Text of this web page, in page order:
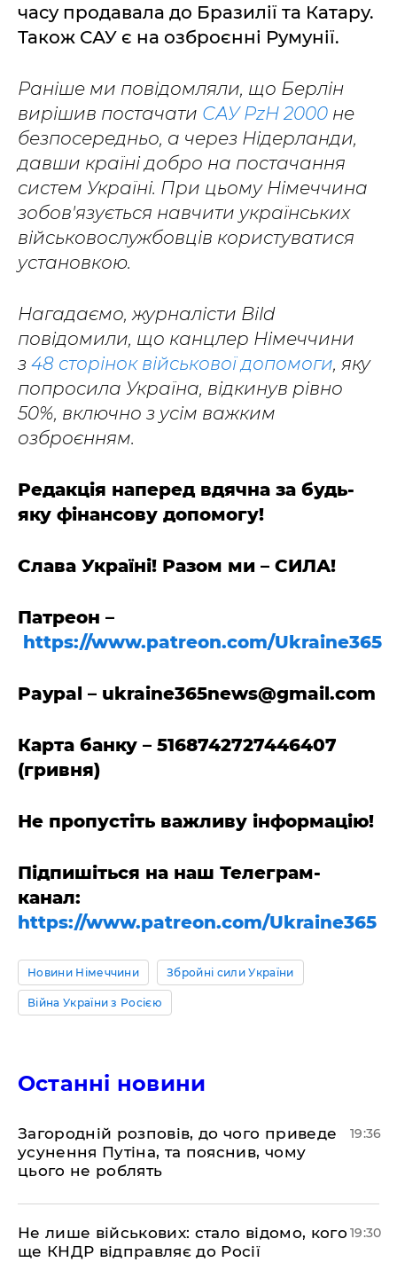
часу продавала до Бразилії та Катару.
Також САУ є на озброєнні Румунії.
Раніше ми повідомляли, що Берлін
вирішив постачати САУ PzH 2000 не
безпосередньо, а через Нідерланди,
давши країні добро на постачання
систем Україні. При цьому Німеччина
зобов'язується навчити українських
військовослужбовців користуватися
установкою.
Нагадаємо, журналісти Bild
повідомили, що канцлер Німеччини
з 48 сторінок військової допомоги, яку
попросила Україна, відкинув рівно
50%, включно з усім важким
озброєнням.
Редакція наперед вдячна за будь-
яку фінансову допомогу!
Слава Україні! Разом ми – СИЛА!
Патреон –
https://www.patreon.com/Ukraine365
Paypal – ukraine365news@gmail.com
Карта банку – 5168742727446407
(гривня)
Не пропустіть важливу інформацію!
Підпишіться на наш Телеграм-
канал:
https://www.patreon.com/Ukraine365
Новини Німеччини Збройні сили України
Війна України з Росією
Останні новини
Загородній розповів, до чого приведе
усунення Путіна, та пояснив, чому
цього не роблять
19:36
Не лише військових: стало відомо, кого
ще КНДР відправляє до Росії
19:30